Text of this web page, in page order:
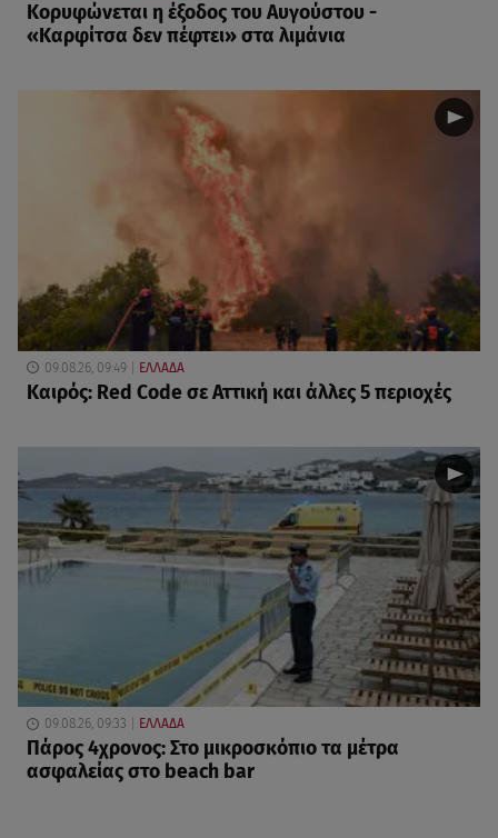
Κορυφώνεται η έξοδος του Αυγούστου -
«Καρφίτσα δεν πέφτει» στα λιμάνια
09.08.26, 09:49 ΕΛΛΑΔΑ
Καιρός: Red Code σε Αττική και άλλες 5 περιοχές
09.08.26, 09:33 ΕΛΛΑΔΑ
Πάρος 4χρονος: Στο μικροσκόπιο τα μέτρα
ασφαλείας στο beach bar